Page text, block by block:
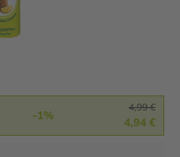
-1%
4,99 €
4,94 €